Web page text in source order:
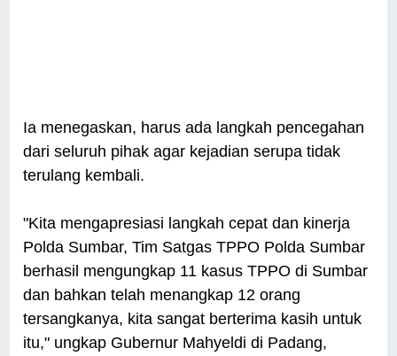
Ia menegaskan, harus ada langkah pencegahan
dari seluruh pihak agar kejadian serupa tidak
terulang kembali.
"Kita mengapresiasi langkah cepat dan kinerja
Polda Sumbar, Tim Satgas TPPO Polda Sumbar
berhasil mengungkap 11 kasus TPPO di Sumbar
dan bahkan telah menangkap 12 orang
tersangkanya, kita sangat berterima kasih untuk
itu," ungkap Gubernur Mahyeldi di Padang,